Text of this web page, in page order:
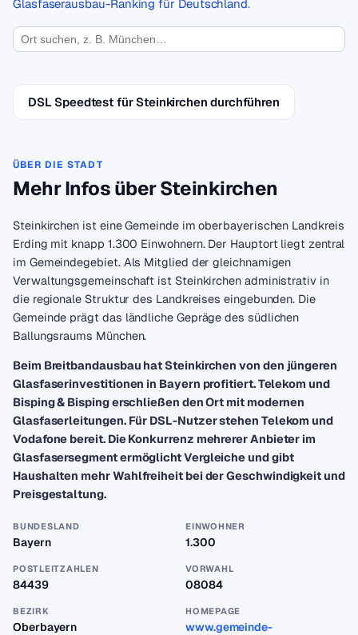
Glasfaserausbau-Ranking für Deutschland.
DSL Speedtest für Steinkirchen durchführen
ÜBER DIE STADT
Mehr Infos über Steinkirchen
Steinkirchen ist eine Gemeinde im oberbayerischen Landkreis
Erding mit knapp 1.300 Einwohnern. Der Hauptort liegt zentral
im Gemeindegebiet. Als Mitglied der gleichnamigen
Verwaltungsgemeinschaft ist Steinkirchen administrativ in
die regionale Struktur des Landkreises eingebunden. Die
Gemeinde prägt das ländliche Gepräge des südlichen
Ballungsraums München.
Beim Breitbandausbau hat Steinkirchen von den jüngeren
Glasfaserinvestitionen in Bayern profitiert. Telekom und
Bisping & Bisping erschließen den Ort mit modernen
Glasfaserleitungen. Für DSL-Nutzer stehen Telekom und
Vodafone bereit. Die Konkurrenz mehrerer Anbieter im
Glasfasersegment ermöglicht Vergleiche und gibt
Haushalten mehr Wahlfreiheit bei der Geschwindigkeit und
Preisgestaltung.
BUNDESLAND
Bayern
EINWOHNER
1.300
POSTLEITZAHLEN
84439
VORWAHL
08084
BEZIRK
Oberbayern
HOMEPAGE
www.gemeinde-